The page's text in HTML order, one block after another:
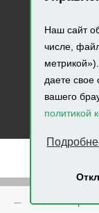
Наш сайт
числе,
даете свое
вашего
политикой
Внимание!
2026 ©